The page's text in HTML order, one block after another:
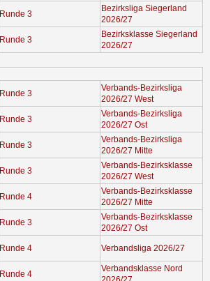
Runde 3
Bezirksliga Siegerland
2026/27
Runde 3
Bezirksklasse Siegerland
2026/27
Runde 3
Verbands-Bezirksliga
2026/27 West
Runde 3
Verbands-Bezirksliga
2026/27 Ost
Runde 3
Verbands-Bezirksliga
2026/27 Mitte
Runde 3
Verbands-Bezirksklasse
2026/27 West
Runde 4
Verbands-Bezirksklasse
2026/27 Mitte
Runde 3
Verbands-Bezirksklasse
2026/27 Ost
Runde 4 Verbandsliga 2026/27
Runde 4
Verbandsklasse Nord